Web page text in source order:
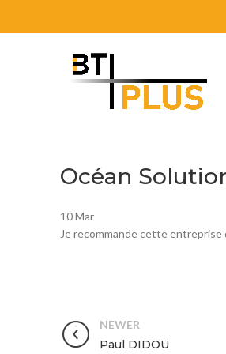
Océan
10Mar
Je recommande cette
NEWER
Paul DIDOU